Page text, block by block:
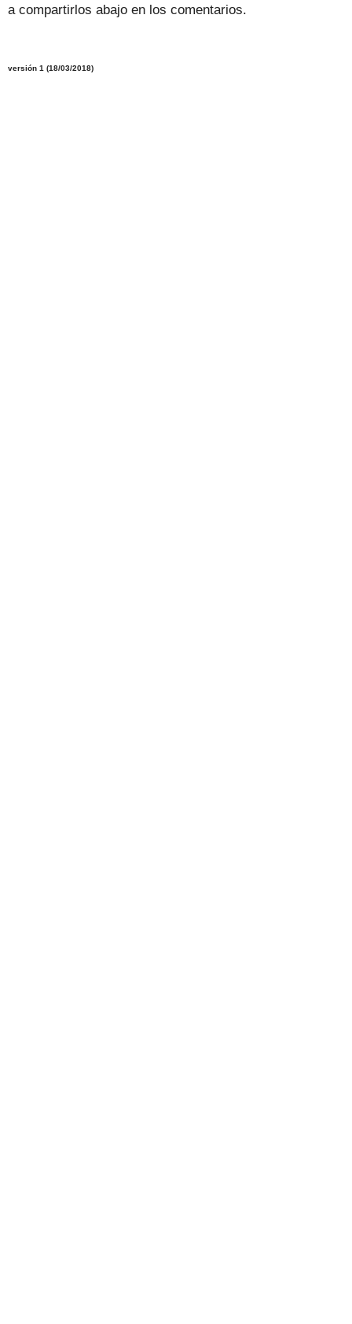
a compartirlos abajo en los comentarios.
versión 1 (18/03/2018)